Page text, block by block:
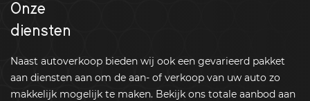
Onze
diensten
Naast autoverkoop bieden wij ook een gevarieerd pakket
aan diensten aan om de aan- of verkoop van uw auto zo
makkelijk mogelijk te maken. Bekijk ons totale aanbod aan